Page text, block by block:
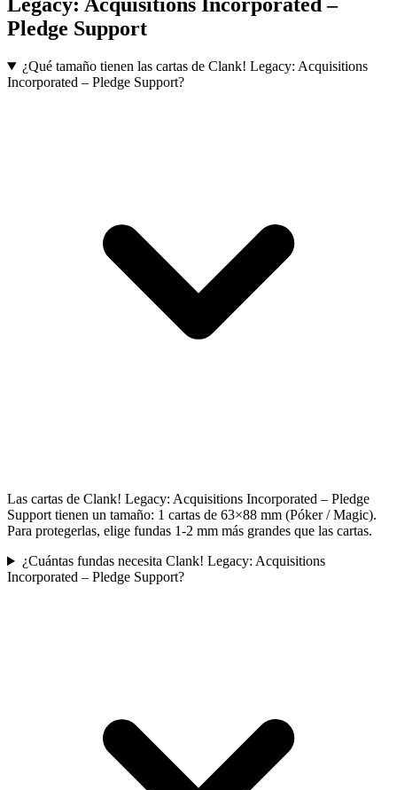
Pledge Support
¿Qué tamaño tienen las cartas de Clank! Legacy: Acquisitions
Incorporated – Pledge Support?
Las cartas de Clank! Legacy: Acquisitions Incorporated – Pledge
Support tienen un tamaño: 1 cartas de 63×88 mm (Póker / Magic).
Para protegerlas, elige fundas 1-2 mm más grandes que las cartas.
¿Cuántas fundas necesita Clank! Legacy: Acquisitions
Incorporated – Pledge Support?